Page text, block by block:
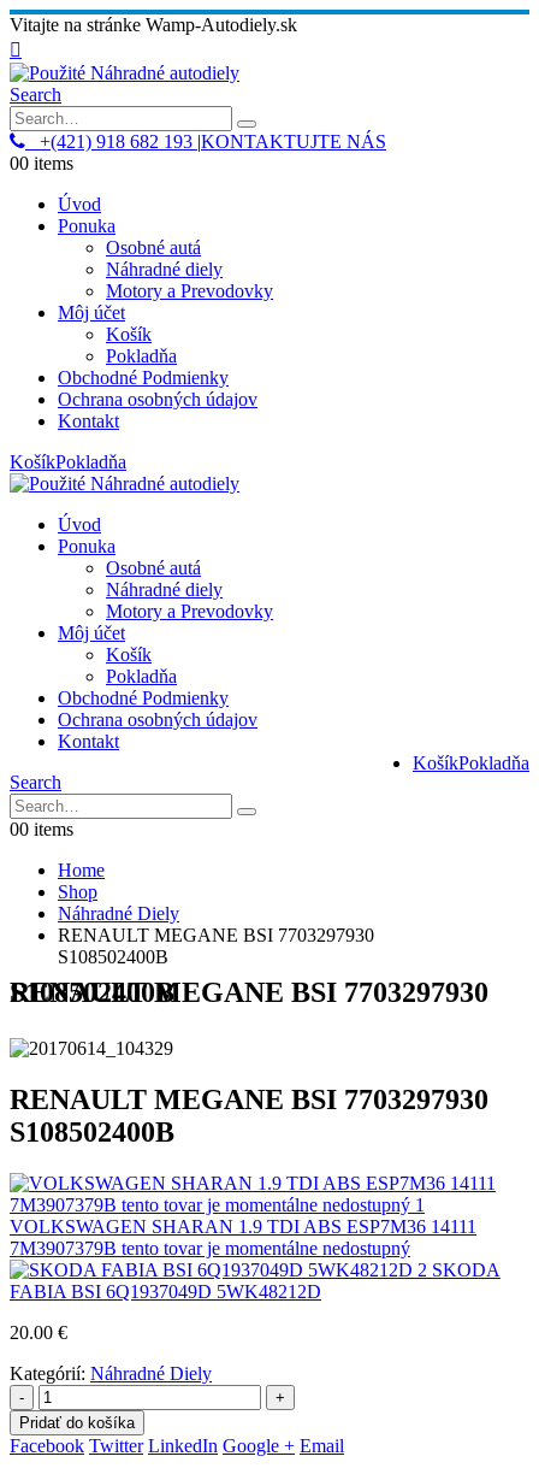
Vitajte na stránke Wamp-Autodiely.sk
Search
+(421) 918 682 193 |KONTAKTUJTE NÁS
00 items
Úvod
Ponuka
Osobné autá
Náhradné diely
Motory a Prevodovky
Môj účet
Košík
Pokladňa
Obchodné Podmienky
Ochrana osobných údajov
Kontakt
KošíkPokladňa
Úvod
Ponuka
Osobné autá
Náhradné diely
Motory a Prevodovky
Môj účet
Košík
Pokladňa
Obchodné Podmienky
Ochrana osobných údajov
Kontakt
KošíkPokladňa
Search
00 items
Home
Shop
Náhradné Diely
RENAULT MEGANE BSI 7703297930
S108502400B
RENAULT MEGANE BSI 7703297930 S108502400B
RENAULT MEGANE BSI 7703297930
S108502400B
VOLKSWAGEN SHARAN 1.9 TDI ABS ESP7M36 14111
7M3907379B tento tovar je momentálne nedostupný
SKODA
FABIA BSI 6Q1937049D 5WK48212D
20.00 €
Kategórií: Náhradné Diely
-
+
Pridať do košíka
Facebook Twitter LinkedIn Google + Email